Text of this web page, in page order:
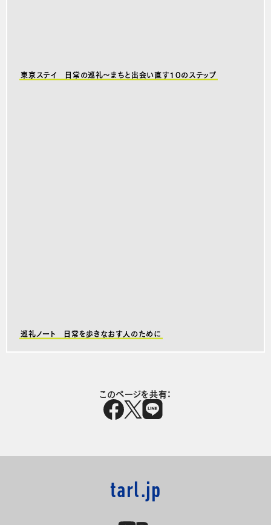
東京ステイ 日常の巡礼～まちと出会い直す10のステップ
巡礼ノート 日常を歩きなおす人のために
このページを共有：
tarl.jp